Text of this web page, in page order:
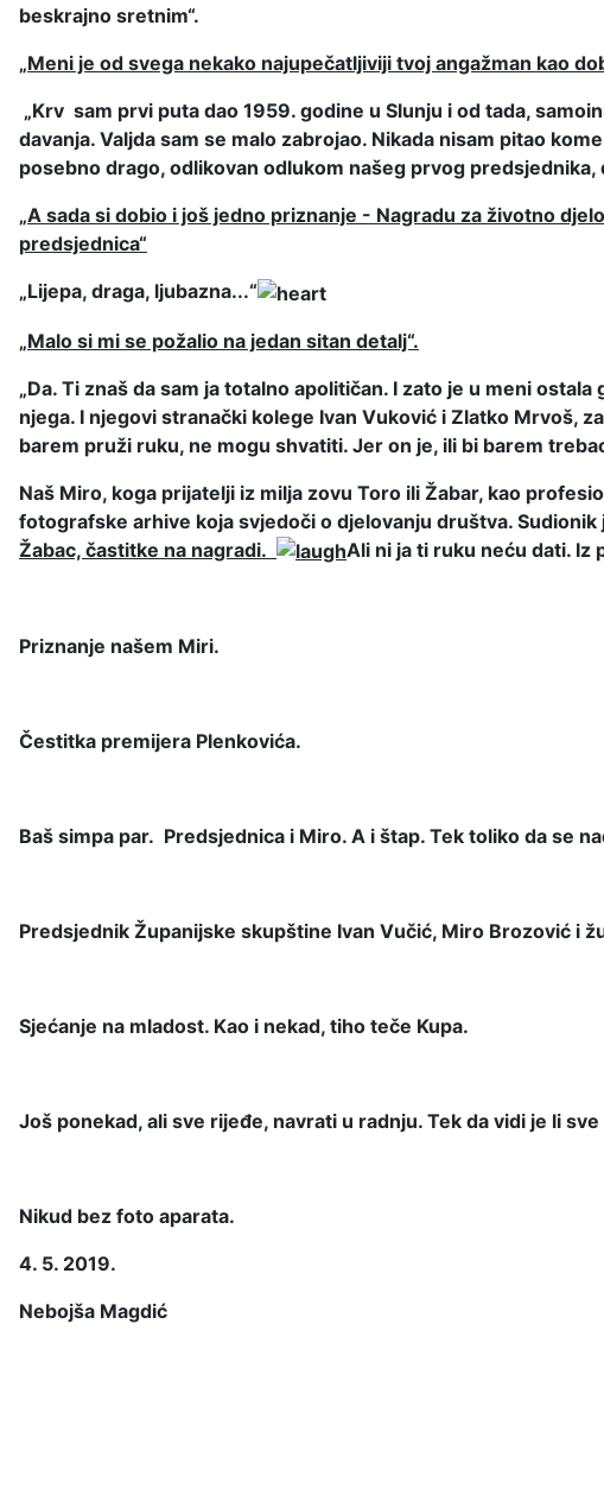
beskrajno sretnim“.
„Meni je od svega nekako najupečatljiviji tvoj angažman kao
„Krv sam prvi puta dao 1959. godine u Slunju i od tada,
davanja. Valjda sam se malo zabrojao. Nikada nisam pitao
posebno drago, odlikovan odlukom našeg prvog
„A sada si dobio i još jedno priznanje - Nagradu za životno
predsjednica“
„Lijepa, draga, ljubazna...“
„Malo si mi se požalio na jedan sitan detalj“.
„Da. Ti znaš da sam ja totalno apolitičan. I zato je u meni
njega. I njegovi stranački kolege Ivan Vuković i Zlatko Mrvoš,
barem pruži ruku, ne mogu shvatiti. Jer on je, ili bi barem
Naš Miro, koga prijatelji iz milja zovu Toro ili Žabar, kao
fotografske arhive koja svjedoči o djelovanju društva.
Žabac, častitke na nagradi.
Ali ni ja ti ruku neću dati. Iz
Priznanje našem Miri.
Čestitka premijera Plenkovića.
Baš simpa par. Predsjednica i Miro. A i štap. Tek toliko da se
Predsjednik Županijske skupštine Ivan Vučić, Miro Brozović i
Sjećanje na mladost. Kao i nekad, tiho teče Kupa.
Još ponekad, ali sve rijeđe, navrati u radnju. Tek da vidi je li
Nikud bez foto aparata.
4. 5. 2019.
Nebojša Magdić